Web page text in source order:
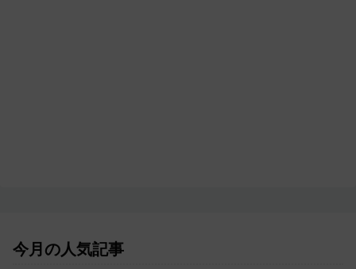
今月の人気記事